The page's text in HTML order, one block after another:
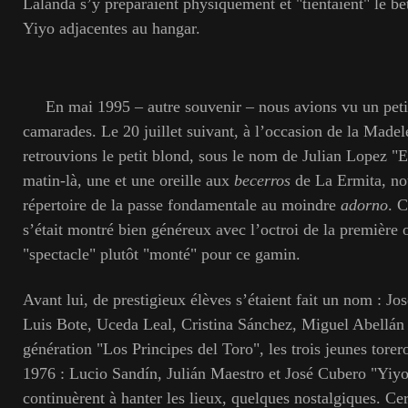
Lalanda s’y préparaient physiquement et "tientaient" le
Yiyo adjacentes au hangar.
En mai 1995 – autre souvenir – nous avions vu un
camarades. Le 20 juillet suivant, à l’occasion de la
retrouvions le petit blond, sous le nom de Julian Lopez
matin-là, une et une oreille aux becerros de La Ermita,
répertoire de la passe fondamentale au moindre adorno.
s’était montré bien généreux avec l’octroi de la première
"spectacle" plutôt "monté" pour ce gamin.
Avant lui, de prestigieux élèves s’étaient fait un nom :
Luis Bote, Uceda Leal, Cristina Sánchez, Miguel
génération "Los Principes del Toro", les trois jeunes
1976 : Lucio Sandín, Julián Maestro et José Cubero
continuèrent à hanter les lieux, quelques nostalgiques.